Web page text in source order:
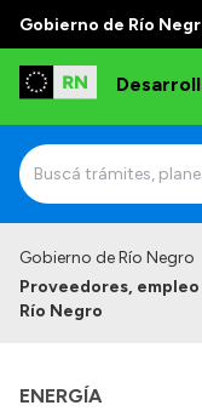
Gobierno de Río
Institucional
Autoridades
Gobierno de Río Negro
Proveedores,
Río Negro
ENERGÍA